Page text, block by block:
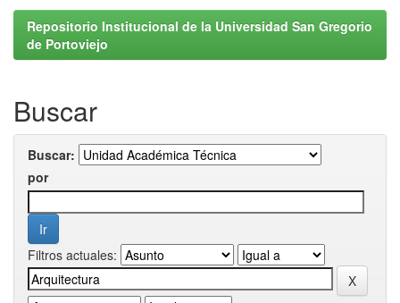
Repositorio Institucional de la Universidad San Gregorio
de Portoviejo
Buscar
Buscar:
por
Filtros actuales: